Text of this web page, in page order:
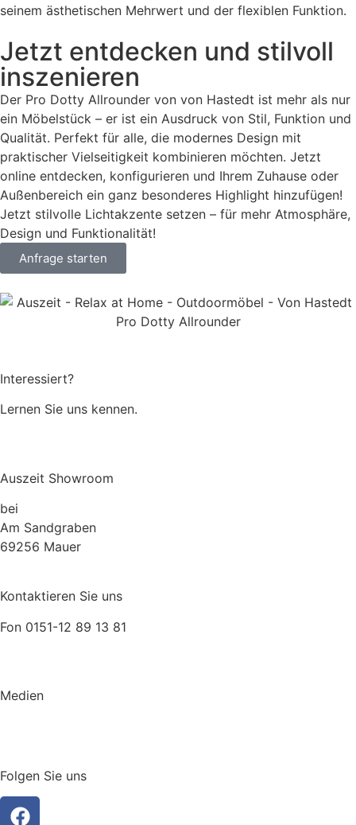
seinem ästhetischen Mehrwert und der flexiblen Funktion.
Jetzt entdecken und stilvoll
inszenieren
Der Pro Dotty Allrounder von von Hastedt ist mehr als nur
ein Möbelstück – er ist ein Ausdruck von Stil, Funktion und
Qualität. Perfekt für alle, die modernes Design mit
praktischer Vielseitigkeit kombinieren möchten. Jetzt
online entdecken, konfigurieren und Ihrem Zuhause oder
Außenbereich ein ganz besonderes Highlight hinzufügen!
Jetzt stilvolle Lichtakzente setzen – für mehr Atmosphäre,
Design und Funktionalität!
Anfrage starten
Interessiert?
Lernen Sie uns kennen.
Auszeit Showroom
bei
Am Sandgraben
69256 Mauer
Kontaktieren Sie uns
Fon 0151-12 89 13 81
Medien
Folgen Sie uns